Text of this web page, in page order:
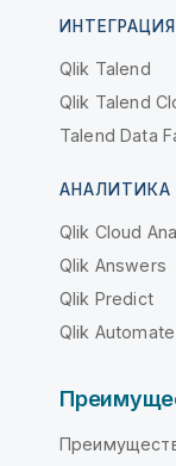
Qlik Talend
Qlik Talend
Talend Data
АНАЛИТИКА
Qlik Cloud
Qlik Answers
Qlik Predict
Qlik Automate